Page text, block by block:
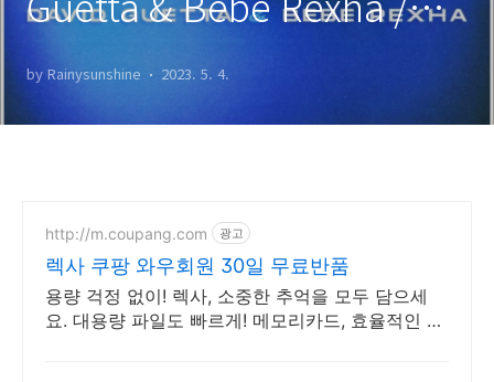
2022
by Rainysunshine 2023. 5. 4.
http://m.coupang.com 광고
렉사 쿠팡 와우회원 30일 무료반품
용량 걱정 없이! 렉사, 소중한 추억을 모두 담으세
요. 대용량 파일도 빠르게! 메모리카드, 효율적인 작